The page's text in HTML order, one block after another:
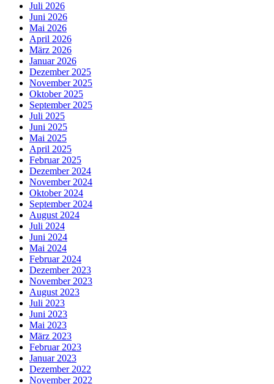
Juli 2026
Juni 2026
Mai 2026
April 2026
März 2026
Januar 2026
Dezember 2025
November 2025
Oktober 2025
September 2025
Juli 2025
Juni 2025
Mai 2025
April 2025
Februar 2025
Dezember 2024
November 2024
Oktober 2024
September 2024
August 2024
Juli 2024
Juni 2024
Mai 2024
Februar 2024
Dezember 2023
November 2023
August 2023
Juli 2023
Juni 2023
Mai 2023
März 2023
Februar 2023
Januar 2023
Dezember 2022
November 2022